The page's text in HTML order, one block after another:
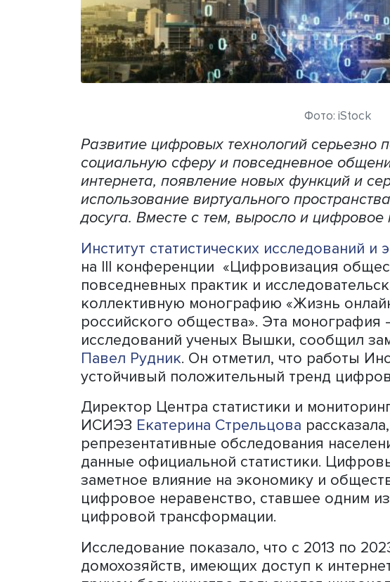
Фото:
Развитие цифровых технологий
социальную сферу и повседневное
интернета, появление новых
использование виртуального
досуга. Вместе с тем, выросло и
Институт статистических
на III конференции
повседневных практик и
коллективную монографию
российского общества». Эта
исследований ученых Вышки,
устойчивый положительный